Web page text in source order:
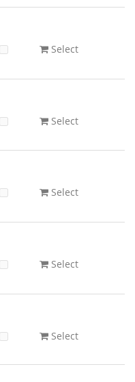
Select
Select
Select
Select
Select